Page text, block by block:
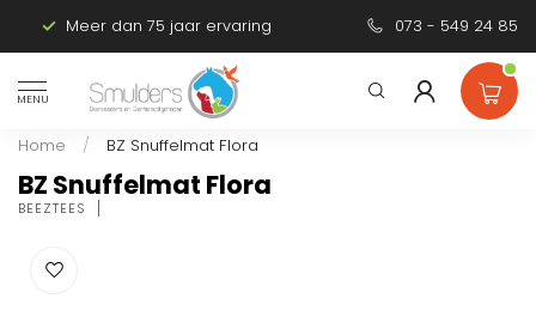
Meer dan 75 jaar ervaring Persoonlijk
073 - 549 24 85
MENU
Home / BZ Snuffelmat Flora
BZ Snuffelmat Flora
BEEZTEES